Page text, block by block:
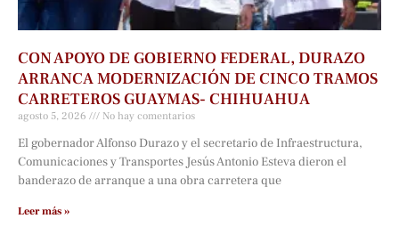
CON APOYO DE GOBIERNO FEDERAL, DURAZO
ARRANCA MODERNIZACIÓN DE CINCO TRAMOS
CARRETEROS GUAYMAS- CHIHUAHUA
agosto 5, 2026 No hay comentarios
El gobernador Alfonso Durazo y el secretario de Infraestructura,
Comunicaciones y Transportes Jesús Antonio Esteva dieron el
banderazo de arranque a una obra carretera que
Leer más »